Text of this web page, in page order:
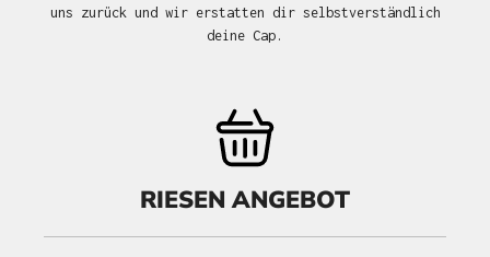
uns zurück und wir erstatten dir selbstverständlich
deine Cap.
RIESEN ANGEBOT